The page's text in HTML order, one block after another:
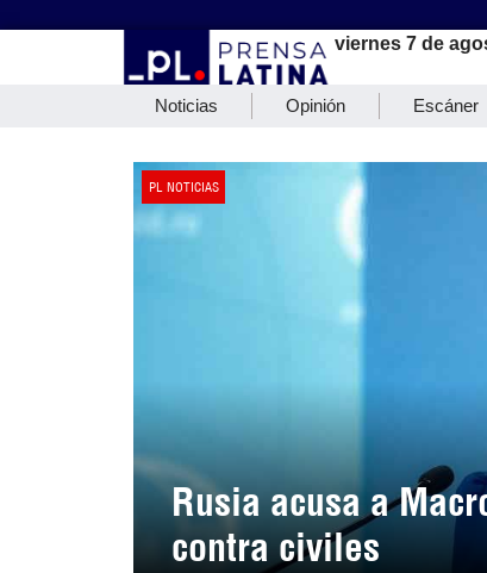
viernes 7 de
Noticias Opinión Escáner
PL NOTICIAS
Rusia acusa a
contra civiles